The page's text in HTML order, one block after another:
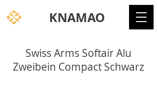
KNAMAO
Swiss Arms Softair Alu
Zweibein Compact Schwarz